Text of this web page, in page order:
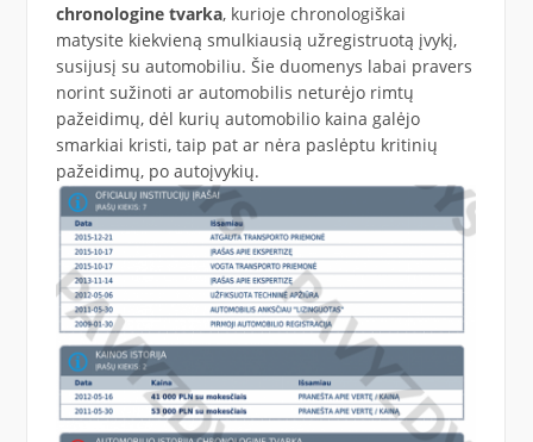
chronologine tvarka, kurioje chronologiškai
matysite kiekvieną smulkiausią užregistruotą įvykį,
susijusį su automobiliu. Šie duomenys labai pravers
norint sužinoti ar automobilis neturėjo rimtų
pažeidimų, dėl kurių automobilio kaina galėjo
smarkiai kristi, taip pat ar nėra paslėptu kritinių
pažeidimų, po autoįvykių.